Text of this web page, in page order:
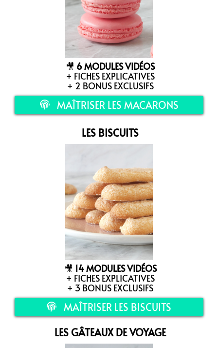
🎥 6 MODULES VIDÉOS
+ FICHES EXPLICATIVES
+ 2 BONUS EXCLUSIFS
MAÎTRISER LES MACARONS
LES BISCUITS
🎥 14 MODULES VIDÉOS
+ FICHES EXPLICATIVES
+ 3 BONUS EXCLUSIFS
MAÎTRISER LES BISCUITS
LES GÂTEAUX DE VOYAGE